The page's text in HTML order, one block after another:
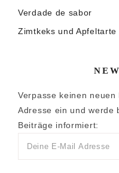
Verdade de sabor
Zimtkeks und Apfeltarte
Verpasse keinen
Adresse ein und werde
Beiträge informiert: